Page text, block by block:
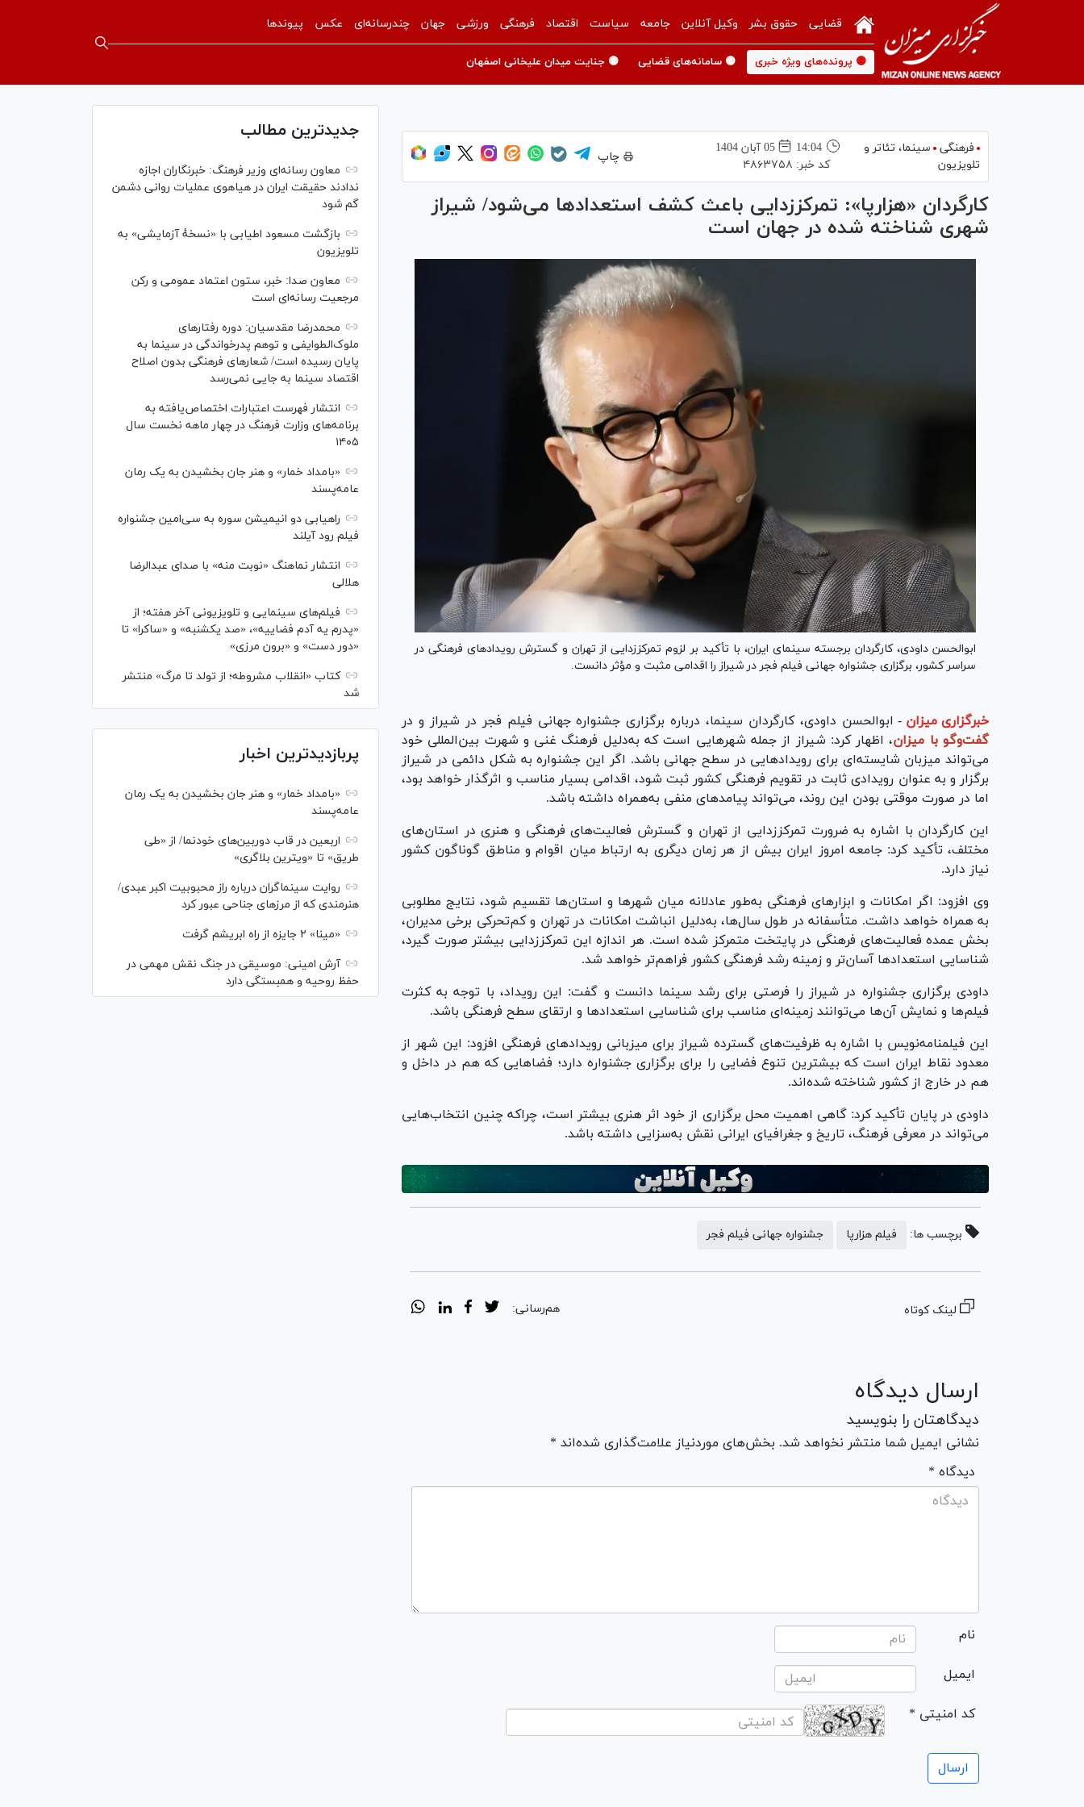
قضایی حقوق بشر وکیل آنلاین جامعه سیاست اقتصاد فرهنگی ورزشی جهان چندرسانه‌ای عکس پیوندها
🟡 پرونده‌های ویژه خبری 🟡 سامانه‌های قضایی 🟡 جنایت میدان علیخانی اصفهان
فرهنگی
سینما،‌ تئاتر و
تلویزیون
14:04
05 آبان 1404
کد خبر: ۴۸۶۳۷۵۸
چاپ
کارگردان «هزارپا»: تمرکززدایی باعث کشف استعداد‌ها می‌شود/ شیراز
شهری شناخته شده در جهان است
ابوالحسن داودی، کارگردان برجسته سینمای ایران، با تأکید بر لزوم تمرکززدایی از تهران و گسترش رویدادهای فرهنگی در
سراسر کشور، برگزاری جشنواره جهانی فیلم فجر در شیراز را اقدامی مثبت و مؤثر دانست.
خبرگزاری میزان - ابوالحسن داودی، کارگردان سینما، درباره برگزاری جشنواره جهانی فیلم فجر در شیراز و در
گفت‌وگو با میزان، اظهار کرد: شیراز از جمله شهرهایی است که به‌دلیل فرهنگ غنی و شهرت بین‌المللی خود
می‌تواند میزبان شایسته‌ای برای رویدادهایی در سطح جهانی باشد. اگر این جشنواره به شکل دائمی در شیراز
برگزار و به عنوان رویدادی ثابت در تقویم فرهنگی کشور ثبت شود، اقدامی بسیار مناسب و اثرگذار خواهد بود،
اما در صورت موقتی بودن این روند، می‌تواند پیامدهای منفی به‌همراه داشته باشد.
این کارگردان با اشاره به ضرورت تمرکززدایی از تهران و گسترش فعالیت‌های فرهنگی و هنری در استان‌های
مختلف، تأکید کرد: جامعه امروز ایران بیش از هر زمان دیگری به ارتباط میان اقوام و مناطق گوناگون کشور
نیاز دارد.
وی افزود: اگر امکانات و ابزارهای فرهنگی به‌طور عادلانه میان شهرها و استان‌ها تقسیم شود، نتایج مطلوبی
به همراه خواهد داشت. متأسفانه در طول سال‌ها، به‌دلیل انباشت امکانات در تهران و کم‌تحرکی برخی مدیران،
بخش عمده فعالیت‌های فرهنگی در پایتخت متمرکز شده است. هر اندازه این تمرکززدایی بیشتر صورت گیرد،
شناسایی استعدادها آسان‌تر و زمینه رشد فرهنگی کشور فراهم‌تر خواهد شد.
داودی برگزاری جشنواره در شیراز را فرصتی برای رشد سینما دانست و گفت: این رویداد، با توجه به کثرت
فیلم‌ها و نمایش آن‌ها می‌توانند زمینه‌ای مناسب برای شناسایی استعدادها و ارتقای سطح فرهنگی باشد.
این فیلمنامه‌نویس با اشاره به ظرفیت‌های گسترده شیراز برای میزبانی رویدادهای فرهنگی افزود: این شهر از
معدود نقاط ایران است که بیشترین تنوع فضایی را برای برگزاری جشنواره دارد؛ فضاهایی که هم در داخل و
هم در خارج از کشور شناخته شده‌اند.
داودی در پایان تأکید کرد: گاهی اهمیت محل برگزاری از خود اثر هنری بیشتر است، چراکه چنین انتخاب‌هایی
می‌تواند در معرفی فرهنگ، تاریخ و جغرافیای ایرانی نقش به‌سزایی داشته باشد.
برچسب ها: فیلم هزارپا جشنواره جهانی فیلم فجر
لینک کوتاه هم‌رسانی:
ارسال دیدگاه
دیدگاهتان را بنویسید
نشانی ایمیل شما منتشر نخواهد شد. بخش‌های موردنیاز علامت‌گذاری شده‌اند *
* دیدگاه
نام
ایمیل
* کد امنیتی
جدیدترین مطالب
معاون رسانه‌ای وزیر فرهنگ: خبرنگاران اجازه
ندادند حقیقت ایران در هیاهوی عملیات روانی دشمن
گم شود
بازگشت مسعود اطیابی با «نسخهٔ آزمایشی» به
تلویزیون
معاون صدا: خبر، ستون اعتماد عمومی و رکن
مرجعیت رسانه‌ای است
محمدرضا مقدسیان: دوره رفتارهای
ملوک‌الطوایفی و توهم پدرخواندگی در سینما به
پایان رسیده است/ شعارهای فرهنگی بدون اصلاح
اقتصاد سینما به جایی نمی‌رسد
انتشار فهرست اعتبارات اختصاص‌یافته به
برنامه‌های وزارت فرهنگ در چهار ماهه نخست سال
۱۴۰۵
«بامداد خمار» و هنر جان بخشیدن به یک رمان
عامه‌پسند
راهیابی دو انیمیشن سوره به سی‌امین جشنواره
فیلم رود آیلند
انتشار نماهنگ «نوبت منه» با صدای عبدالرضا
هلالی
فیلم‌های سینمایی و تلویزیونی آخر هفته؛ از
«پدرم یه آدم فضاییه»، «صد یکشنبه» و «ساکرا» تا
«دور دست» و «برون مرزی»
کتاب «انقلاب مشروطه؛ از تولد تا مرگ» منتشر
شد
پربازدیدترین اخبار
«بامداد خمار» و هنر جان بخشیدن به یک رمان
عامه‌پسند
اربعین در قاب دوربین‌های خودنما/ از «طی
طریق» تا «ویترین بلاگری»
روایت سینماگران درباره راز محبوبیت اکبر عبدی/
هنرمندی که از مرزهای جناحی عبور کرد
«مینا» ۲ جایزه از راه ابریشم گرفت
آرش امینی: موسیقی در جنگ نقش مهمی در
حفظ روحیه و همبستگی دارد